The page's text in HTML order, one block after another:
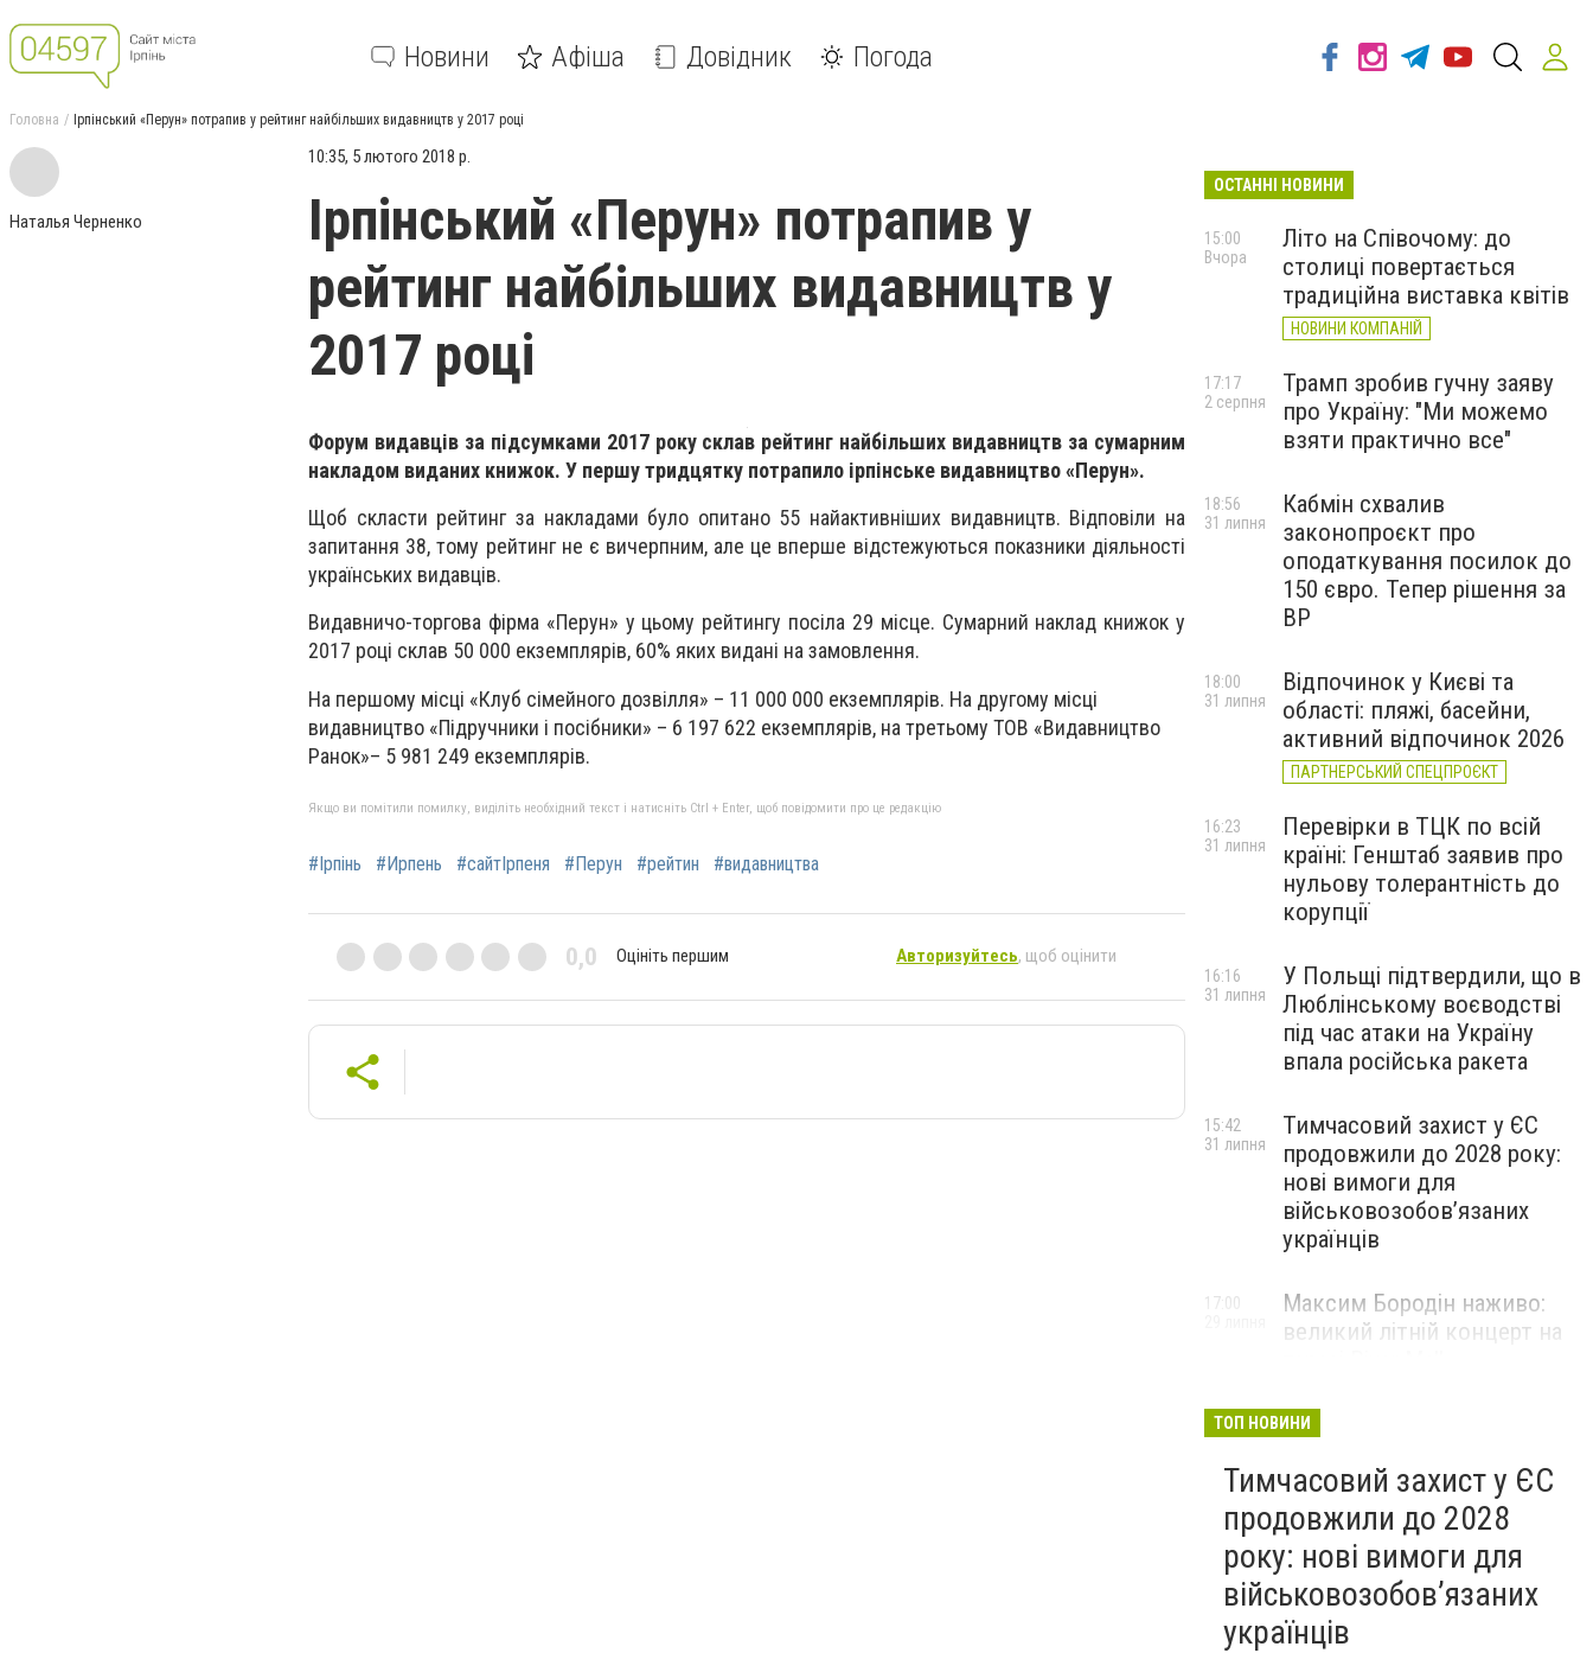
Новини Афіша Довідник Погода
Головна Ірпінський «Перун» потрапив у рейтинг найбільших видавництв у 2017 році
Наталья Черненко
10:35, 5 лютого 2018 р.
Ірпінський «Перун» потрапив у
рейтинг найбільших видавництв у
2017 році
Форум видавців за підсумками 2017 року склав рейтинг найбільших видавництв за сумарним
накладом виданих книжок. У першу тридцятку потрапило ірпінське видавництво «Перун».
Щоб скласти рейтинг за накладами було опитано 55 найактивніших видавництв. Відповіли на
запитання 38, тому рейтинг не є вичерпним, але це вперше відстежуються показники діяльності
українських видавців.
Видавничо-торгова фірма «Перун» у цьому рейтингу посіла 29 місце. Сумарний наклад книжок у
2017 році склав 50 000 екземплярів, 60% яких видані на замовлення.
На першому місці «Клуб сімейного дозвілля» – 11 000 000 екземплярів. На другому місці
видавництво «Підручники і посібники» – 6 197 622 екземплярів, на третьому ТОВ «Видавництво
Ранок»– 5 981 249 екземплярів.
Якщо ви помітили помилку, виділіть необхідний текст і натисніть Ctrl + Enter, щоб повідомити про це редакцію
#Ірпінь #Ирпень #сайтІрпеня #Перун #рейтин #видавництва
0,0 Оцініть першим Авторизуйтесь, щоб оцінити
ОСТАННІ НОВИНИ
Літо на Співочому: до
столиці повертається
традиційна виставка квітів
НОВИНИ КОМПАНІЙ
15:00
Вчора
Трамп зробив гучну заяву
про Україну: "Ми можемо
взяти практично все"
17:17
2 серпня
Кабмін схвалив
законопроєкт про
оподаткування посилок до
150 євро. Тепер рішення за
ВР
18:56
31 липня
Відпочинок у Києві та
області: пляжі, басейни,
активний відпочинок 2026
ПАРТНЕРСЬКИЙ СПЕЦПРОЄКТ
18:00
31 липня
Перевірки в ТЦК по всій
країні: Генштаб заявив про
нульову толерантність до
корупції
16:23
31 липня
У Польщі підтвердили, що в
Люблінському воєводстві
під час атаки на Україну
впала російська ракета
16:16
31 липня
Тимчасовий захист у ЄС
продовжили до 2028 року:
нові вимоги для
військовозобов’язаних
українців
15:42
31 липня
Максим Бородін наживо:
великий літній концерт на
17:00
ТОП НОВИНИ
Тимчасовий захист у ЄС
продовжили до 2028
року: нові вимоги для
військовозобов’язаних
українців